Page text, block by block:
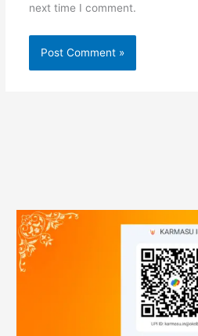
next time I comment.